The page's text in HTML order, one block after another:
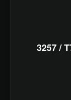
3257 /